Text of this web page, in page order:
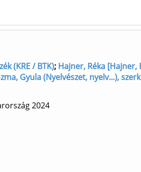
(KRE / BTK); Hajner, Réka [Hajner,
Gyula (Nyelvészet, nyelv...),
2024